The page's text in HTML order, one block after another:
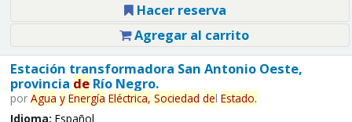
Hacer reserva
Agregar al carrito
Estación transformadora San Antonio Oeste,
provincia deRío Negro.
por Agua y Energía Eléctrica, Sociedad del Estado.
Idioma: Español